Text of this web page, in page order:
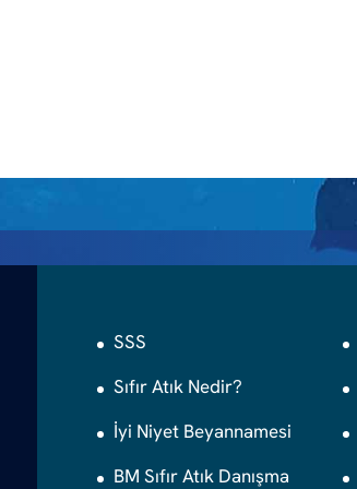
SSS
Sıfır Atık Nedir?
İyi Niyet Beyannamesi
BM Sıfır Atık Danışma